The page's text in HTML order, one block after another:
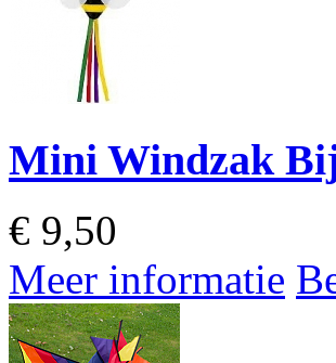
Mini Windzak
€ 9,50
Meer informatie